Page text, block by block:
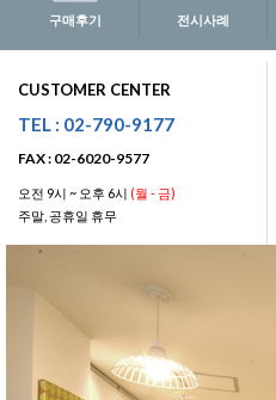
구매후기 전시사례
CUSTOMER CENTER
TEL : 02-790-9177
FAX : 02-6020-9577
오전 9시 ~ 오후 6시 (월 - 금)
주말, 공휴일 휴무